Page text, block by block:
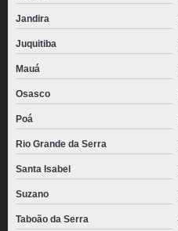
Jandira
Juquitiba
Mauá
Osasco
Poá
Rio Grande da Serra
Santa Isabel
Suzano
Taboão da Serra